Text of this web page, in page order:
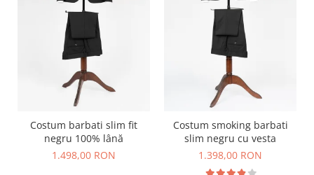
Costum barbati slim fit
negru 100% lână
1.498,00 RON
Costum smoking barbati
slim negru cu vesta
1.398,00 RON